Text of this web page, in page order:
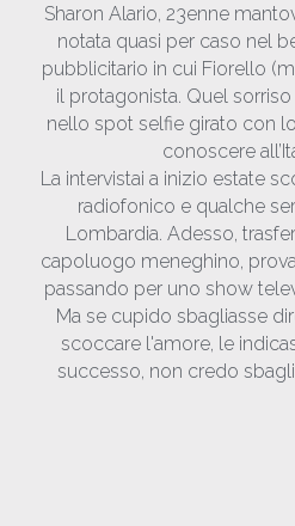
Sharon Alario, 23enne
notata quasi per caso nel
pubblicitario in cui Fiorello
il protagonista. Quel
nello spot selfie girato con
conoscere
La intervistai a inizio estate
radiofonico e qualche
Lombardia. Adesso,
capoluogo meneghino,
passando per uno show
Ma se cupido sbagliasse
scoccare l'amore, le
successo, non credo